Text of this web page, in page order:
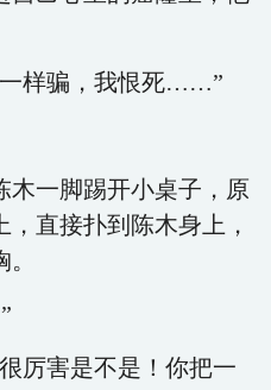
一样骗，我恨死……”
木一脚踢开小桌子，原
直接扑到陈木身上，
厉害是不是！你把一